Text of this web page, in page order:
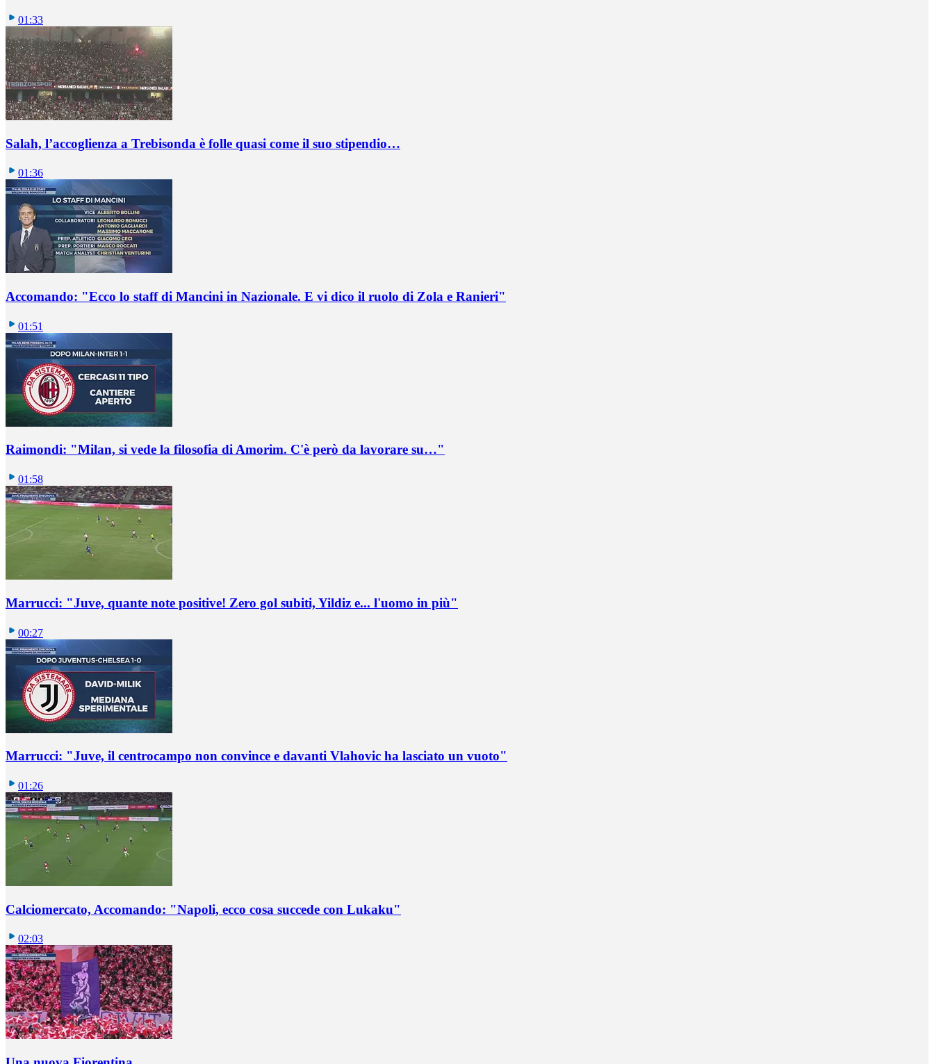
01:33
Salah, l’accoglienza a Trebisonda è folle quasi come il suo stipendio…
01:36
Accomando: "Ecco lo staff di Mancini in Nazionale. E vi dico il ruolo di Zola e Ranieri"
01:51
Raimondi: "Milan, si vede la filosofia di Amorim. C'è però da lavorare su…"
01:58
Marrucci: "Juve, quante note positive! Zero gol subiti, Yildiz e... l'uomo in più"
00:27
Marrucci: "Juve, il centrocampo non convince e davanti Vlahovic ha lasciato un vuoto"
01:26
Calciomercato, Accomando: "Napoli, ecco cosa succede con Lukaku"
02:03